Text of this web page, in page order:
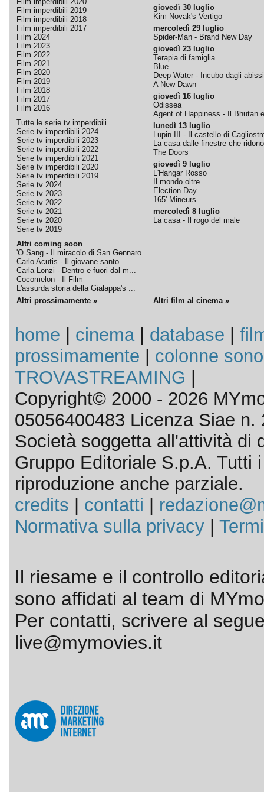
Film imperdibili 2019
Film imperdibili 2018
Film imperdibili 2017
Film 2024
Film 2023
Film 2022
Film 2021
Film 2020
Film 2019
Film 2018
Film 2017
Film 2016
Tutte le serie tv imperdibili
Serie tv imperdibili 2024
Serie tv imperdibili 2023
Serie tv imperdibili 2022
Serie tv imperdibili 2021
Serie tv imperdibili 2020
Serie tv imperdibili 2019
Serie tv 2024
Serie tv 2023
Serie tv 2022
Serie tv 2021
Serie tv 2020
Serie tv 2019
Altri coming soon
'O Sang - Il miracolo di San Gennaro
Carlo Acutis - Il giovane santo
Carla Lonzi - Dentro e fuori dal m...
Cocomelon - Il Film
L'assurda storia della Gialappa's ...
giovedì 30 luglio
Kim Novak's Vertigo
mercoledì 29 luglio
Spider-Man - Brand New Day
giovedì 23 luglio
Terapia di famiglia
Blue
Deep Water - Incubo dagli abissi
A New Dawn
giovedì 16 luglio
Odissea
Agent of Happiness - Il Bhutan
lunedì 13 luglio
Lupin III - Il castello di
La casa dalle finestre che ridono
The Doors
giovedì 9 luglio
L'Hangar Rosso
Il mondo oltre
Election Day
165' Mineurs
mercoledì 8 luglio
La casa - Il rogo del male
Altri prossimamente » Altri film al cinema »
home cinema| database
prossimamente
colonne
TROVASTREAMING
Copyright© 2000 - 2026
05056400483 Licenza Siae n.
Società soggetta all'attività di
Gruppo Editoriale S.p.A. Tutti
riproduzione anche parziale.
credits
contatti
Normativa sulla privacy|
Il riesame e il controllo
sono affidati al team di
Per contatti, scrivere al
live@mymovies.it